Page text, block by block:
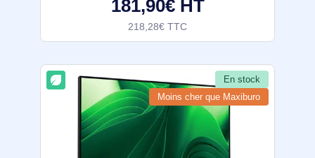
181,90€ HT
218,28€ TTC
En stock
Moins cher que Maxiburo